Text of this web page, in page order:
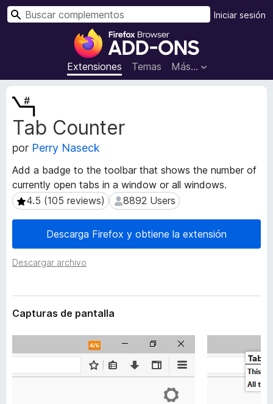
B
u
s
c
e
c
o
m
l
n
p
a
Extensiones Temas Más...
Iniciar sesión
B
Tab Counter
por Perry Naseck
Add a badge to the toolbar that shows the number of
currently open tabs in a window or all windows.
4.5 (105 reviews)
4.5 (105 reviews) 8892 Users
8892 Users
Descarga Firefox y obtiene la extensión
Descargar archivo
M
t
d
t
a
d
e
e
x
s
n
Capturas de pantalla